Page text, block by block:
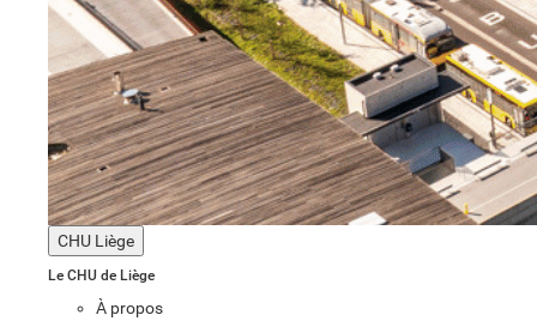
CHU Liège
Le CHU de Liège
À propos